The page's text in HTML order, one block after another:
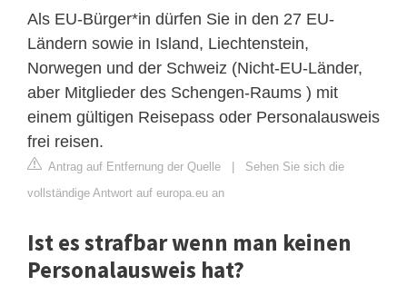
Als EU-Bürger*in dürfen Sie in den 27 EU-
Ländern sowie in Island, Liechtenstein,
Norwegen und der Schweiz (Nicht-EU-Länder,
aber Mitglieder des Schengen-Raums ) mit
einem gültigen Reisepass oder Personalausweis
frei reisen.
Antrag auf Entfernung der Quelle | Sehen Sie sich die
vollständige Antwort auf europa.eu an
Ist es strafbar wenn man keinen
Personalausweis hat?